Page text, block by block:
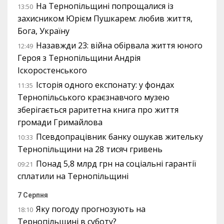
13:50 На Тернопільщині попрощалися із
захисником Юрієм Пушкарем: любив життя,
Бога, Україну
12:49 Назавжди 23: війна обірвала життя юного
Героя з Тернопільщини Андрія
Іскоростенського
11:35 Історія одного експонату: у фондах
Тернопільського краєзнавчого музею
зберігається раритетна книга про життя
громади Гримайлова
10:33 Псевдопрацівник банку ошукав жительку
Тернопільщини на 28 тисяч гривень
09:21 Понад 5,8 млрд грн на соціальні гарантії
сплатили на Тернопільщині
7 Серпня
18:10 Яку погоду прогнозують на
Тернопільщині в суботу?